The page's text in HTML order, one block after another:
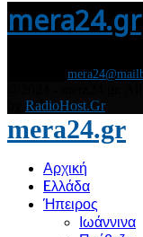
mera24.gr
RadioHost.Gr
mera24.gr
Αρχική
Eλλάδα
Ήπειρος
Ιωάννινα